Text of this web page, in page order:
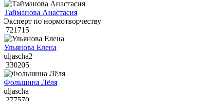
Тайманова Анастасия
Эксперт по нормотворчеству
721715
Ульянова Елена
uljascha2
330205
Фольшина Лёля
uljascha